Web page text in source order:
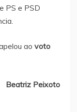
PS e PSD
ao voto
Beatriz Peixoto